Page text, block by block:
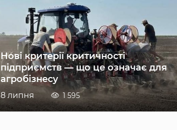
Нові критерії критичності
підприємств — що це означає для
агробізнесу
8 липня 1 595